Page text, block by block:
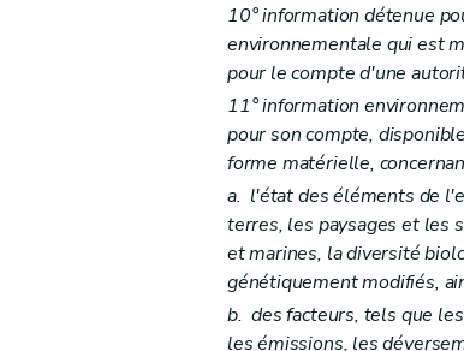
Section 4 Pouvoir de
Art. D29-20
Chapitre IV Publicité relative à la
Art. D29-21
Art. D29-22
Art. D29-23
Art. D29-24
Chapitre V Comité
Art. D29-25
Art. D29-26
10° information détenue
environnementale qui est
pour le compte d'une
11° information
pour son compte,
forme matérielle,
a. l'état des éléments de
terres, les paysages et les
et marines, la diversité
génétiquement modifiés,
b. des facteurs, tels que
les émissions, les